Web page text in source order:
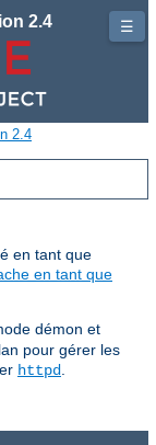
2.4
2.4
en tant que
en tant que
démon et
pour gérer les
httpd
☰